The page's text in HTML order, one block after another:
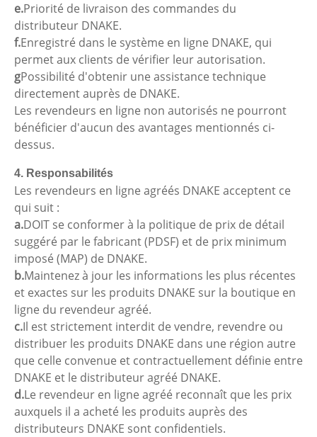
e.Priorité de livraison des commandes du
distributeur DNAKE.
f.Enregistré dans le système en ligne DNAKE, qui
permet aux clients de vérifier leur autorisation.
gPossibilité d'obtenir une assistance technique
directement auprès de DNAKE.
Les revendeurs en ligne non autorisés ne pourront
bénéficier d'aucun des avantages mentionnés ci-
dessus.
4. Responsabilités
Les revendeurs en ligne agréés DNAKE acceptent ce
qui suit :
a.DOIT se conformer à la politique de prix de détail
suggéré par le fabricant (PDSF) et de prix minimum
imposé (MAP) de DNAKE.
b.Maintenez à jour les informations les plus récentes
et exactes sur les produits DNAKE sur la boutique en
ligne du revendeur agréé.
c.Il est strictement interdit de vendre, revendre ou
distribuer les produits DNAKE dans une région autre
que celle convenue et contractuellement définie entre
DNAKE et le distributeur agréé DNAKE.
d.Le revendeur en ligne agréé reconnaît que les prix
auxquels il a acheté les produits auprès des
distributeurs DNAKE sont confidentiels.